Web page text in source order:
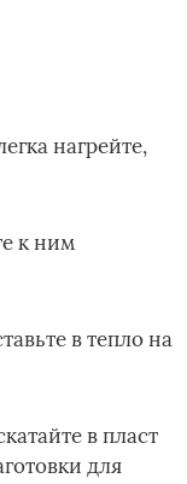
нагрейте,
к ним
в тепло на
в пласт
для